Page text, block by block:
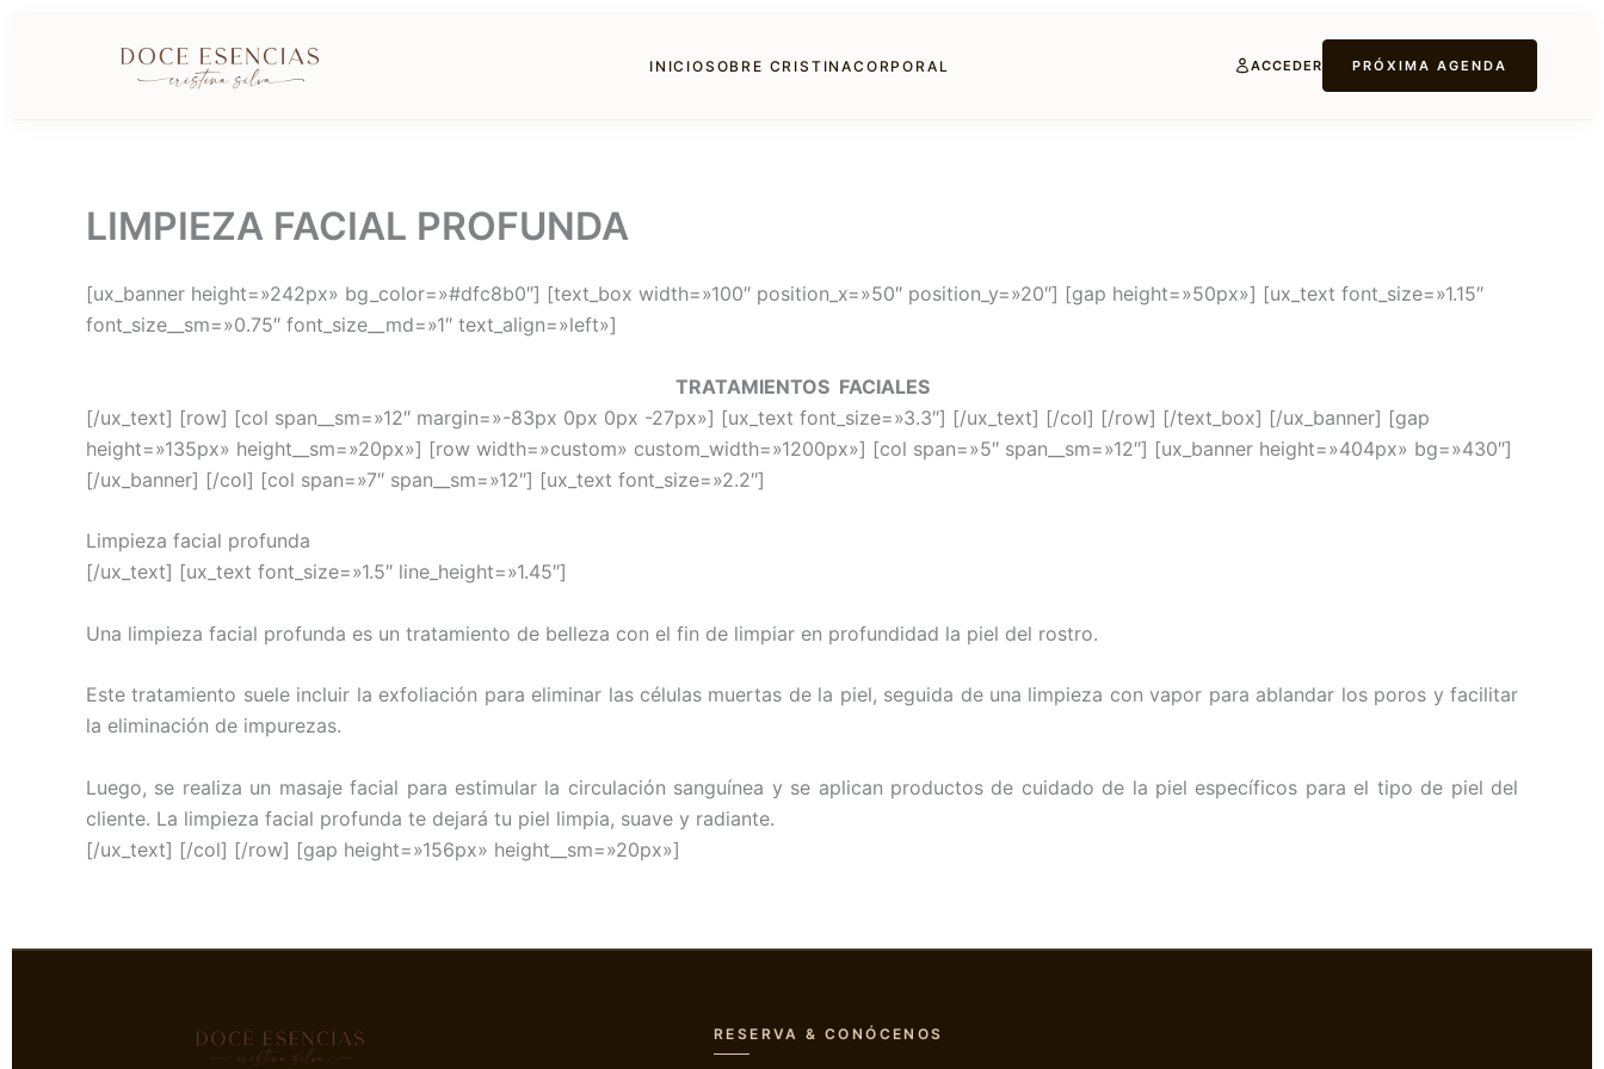
INICIOSOBRE CRISTINACORPORAL ACCEDER PRÓXIMA AGENDA
LIMPIEZA FACIAL PROFUNDA
[ux_banner height=»242px» bg_color=»#dfc8b0″] [text_box width=»100″ position_x=»50″ position_y=»20″] [gap height=»50px»] [ux_text font_size=»1.15″
font_size__sm=»0.75″ font_size__md=»1″ text_align=»left»]
TRATAMIENTOS FACIALES
[/ux_text] [row] [col span__sm=»12″ margin=»-83px 0px 0px -27px»] [ux_text font_size=»3.3″] [/ux_text] [/col] [/row] [/text_box] [/ux_banner] [gap
height=»135px» height__sm=»20px»] [row width=»custom» custom_width=»1200px»] [col span=»5″ span__sm=»12″] [ux_banner height=»404px» bg=»430″]
[/ux_banner] [/col] [col span=»7″ span__sm=»12″] [ux_text font_size=»2.2″]
Limpieza facial profunda
[/ux_text] [ux_text font_size=»1.5″ line_height=»1.45″]
Una limpieza facial profunda es un tratamiento de belleza con el fin de limpiar en profundidad la piel del rostro.
Este tratamiento suele incluir la exfoliación para eliminar las células muertas de la piel, seguida de una limpieza con vapor para ablandar los poros y facilitar
la eliminación de impurezas.
Luego, se realiza un masaje facial para estimular la circulación sanguínea y se aplican productos de cuidado de la piel específicos para el tipo de piel del
cliente. La limpieza facial profunda te dejará tu piel limpia, suave y radiante.
[/ux_text] [/col] [/row] [gap height=»156px» height__sm=»20px»]
RESERVA & CONÓCENOS